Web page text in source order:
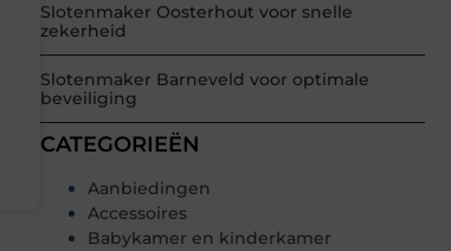
Slotenmaker Oosterhout voor snelle
zekerheid
Slotenmaker Barneveld voor optimale
beveiliging
CATEGORIEËN
Aanbiedingen
Accessoires
Babykamer en kinderkamer